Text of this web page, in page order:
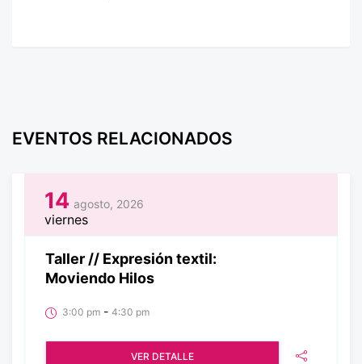
EVENTOS RELACIONADOS
14 agosto, 2026
viernes
Taller // Expresión textil:
Moviendo Hilos
3:00 pm - 4:30 pm
VER DETALLE